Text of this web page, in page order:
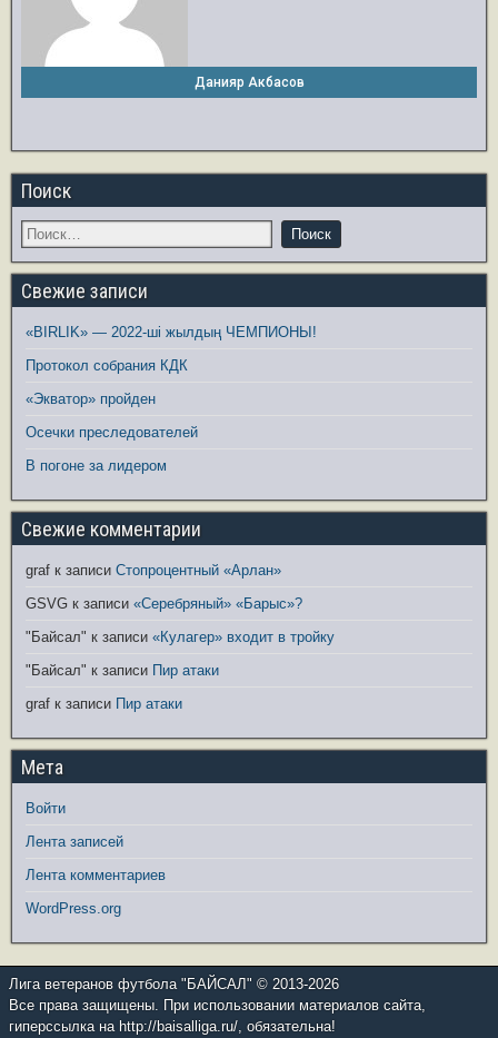
Данияр Акбасов
Поиск
Свежие записи
«BIRLIK» — 2022-ші жылдың ЧЕМПИОНЫ!
Протокол собрания КДК
«Экватор» пройден
Осечки преследователей
В погоне за лидером
Свежие комментарии
graf к записи Стопроцентный «Арлан»
GSVG к записи «Серебряный» «Барыс»?
"Байсал" к записи «Кулагер» входит в тройку
"Байсал" к записи Пир атаки
graf к записи Пир атаки
Мета
Войти
Лента записей
Лента комментариев
WordPress.org
Лига ветеранов футбола "БАЙСАЛ" © 2013-2026
Все права защищены. При использовании материалов сайта,
гиперссылка на http://baisalliga.ru/, обязательна!